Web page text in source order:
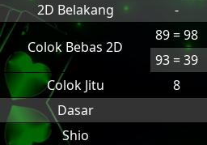
2D Belakang
-
Colok Bebas 2D
89 = 98
93 = 39
Colok Jitu
8
Dasar
Shio